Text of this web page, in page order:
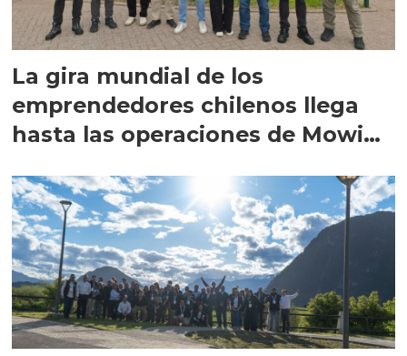
La gira mundial de los
emprendedores chilenos llega
hasta las operaciones de Mowi